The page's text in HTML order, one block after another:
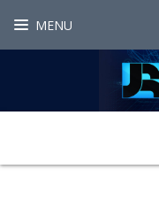
MENU